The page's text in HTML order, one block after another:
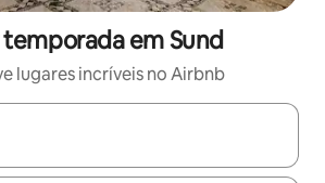
em Sund
lugares incríveis no Airbnb
estiverem disponíveis, explore-os